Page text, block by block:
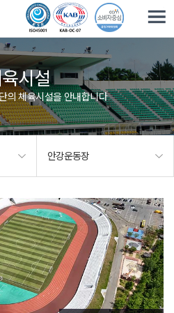
시설
의 체육시설을 안내합니다.
안강운동장